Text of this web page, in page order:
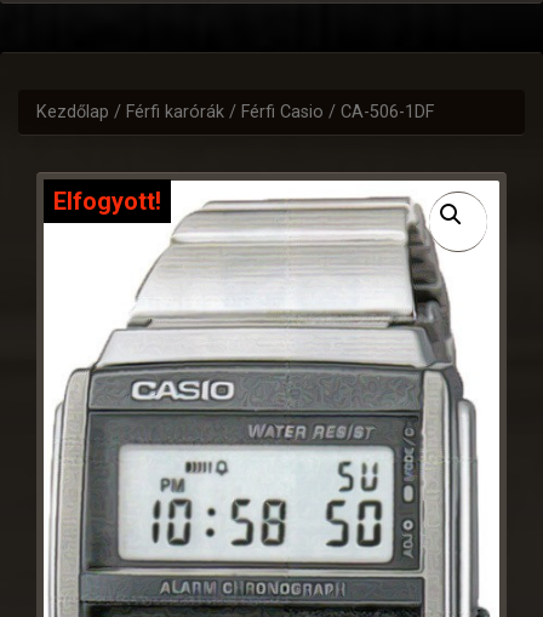
Kezdőlap / Férfi karórák / Férfi Casio / CA-506-1DF
Elfogyott!